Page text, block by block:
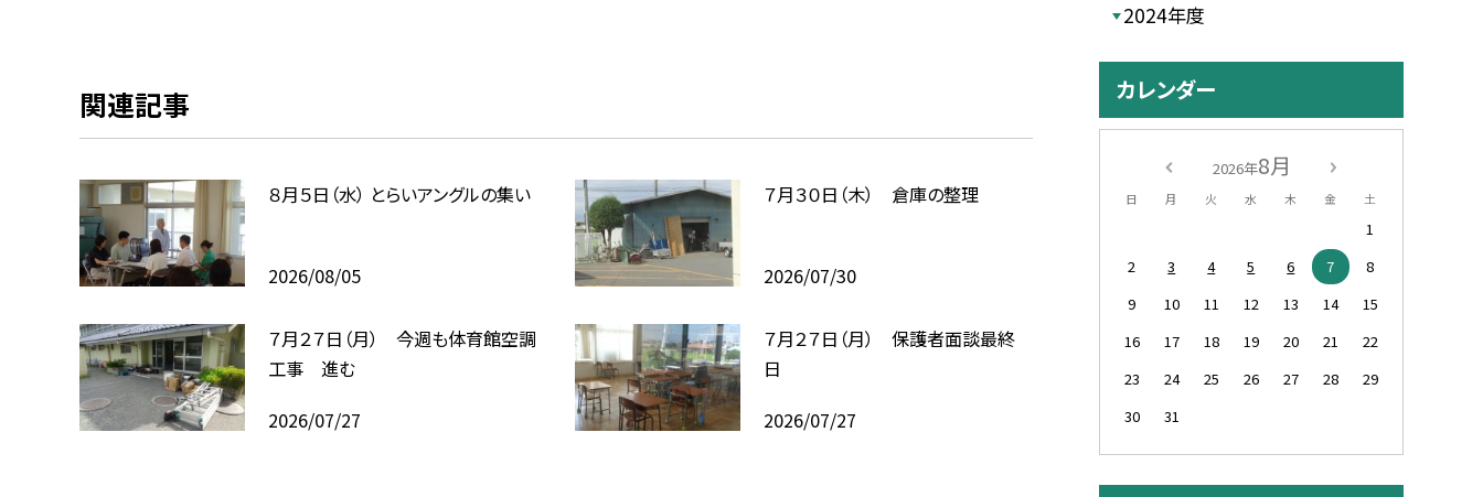
関連記事
８月５日（水） とらいアングルの集い
2026/08/05
７月３０日（木） 倉庫の整理
2026/07/30
７月２７日（月） 今週も体育館空調
工事 進む
2026/07/27
７月２７日（月） 保護者面談最終
日
2026/07/27
2024年度
カレンダー
2026年8月
日 月 火 水 木 金 土
1
2
3 4 5 6 7
8
9
10 11 12 13 14
15
16
17 18 19 20 21
22
23
24 25 26 27 28
29
30
31